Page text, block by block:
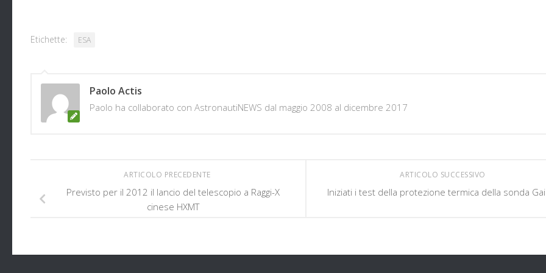
Etichette: ESA
Paolo Actis
Paolo ha collaborato con AstronautiNEWS dal maggio 2008 al dicembre 2017
ARTICOLO SUCCESSIVO
Iniziati i test della protezione termica della sonda
ARTICOLO PRECEDENTE
Previsto per il 2012 il lancio del telescopio a Raggi-X
cinese HXMT